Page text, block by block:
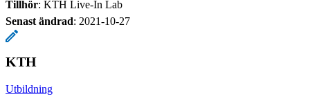
Tillhör: KTH Live-In Lab
Senast ändrad: 2021-10-27
KTH
Utbildning